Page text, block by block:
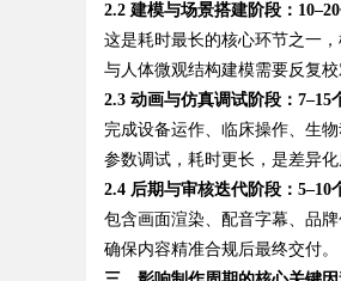
2.2 建模与场景搭建阶段：
这是耗时最长的核心环节之一
与人体微观结构建模需要反复
2.3 动画与仿真调试阶段：7–15
完成设备运作、临床操作、生
参数调试，耗时更长，是差异化
2.4 后期与审核迭代阶段：5–10
包含画面渲染、配音字幕、品
确保内容精准合规后最终交付。